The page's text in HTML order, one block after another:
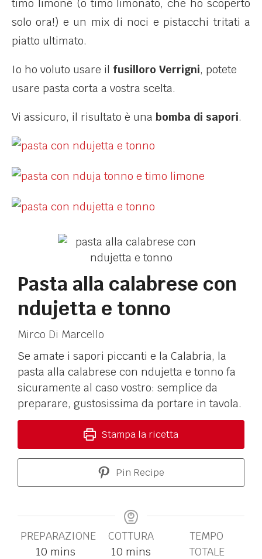
timo limone (o timo limonato, che ho scoperto
solo ora!) e un mix di noci e pistacchi tritati a
piatto ultimato.
Io ho voluto usare il fusilloro Verrigni, potete
usare pasta corta a vostra scelta.
Vi assicuro, il risultato è una bomba di sapori.
Pasta alla calabrese con
ndujetta e tonno
Mirco Di Marcello
Se amate i sapori piccanti e la Calabria, la
pasta alla calabrese con ndujetta e tonno fa
sicuramente al caso vostro: semplice da
preparare, gustosissima da portare in tavola.
Stampa la ricetta
Pin Recipe
PREPARAZIONE
10 mins
COTTURA
10 mins
TEMPO
TOTALE